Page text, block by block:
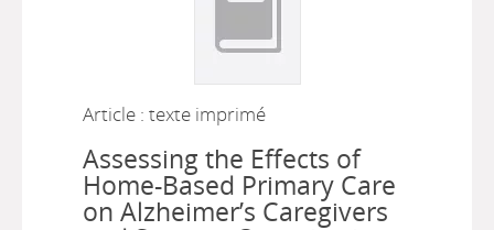
Article : texte imprimé
Assessing the Effects of
Home-Based Primary Care
on Alzheimer’s Caregivers